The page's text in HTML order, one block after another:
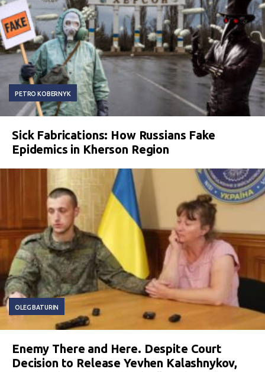
PETRO KOBERNYK
Sick Fabrications: How Russians Fake
Epidemics in Kherson Region
OLEG BATURIN
Enemy There and Here. Despite Court
Decision to Release Yevhen Kalashnykov,